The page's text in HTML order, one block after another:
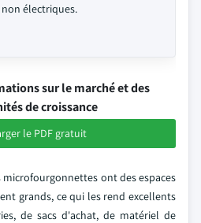
électriques.
sur le marché et des
de croissance
le PDF gratuit
ont des espaces
grands, ce qui les rend excellents
de sacs d'achat, de matériel de